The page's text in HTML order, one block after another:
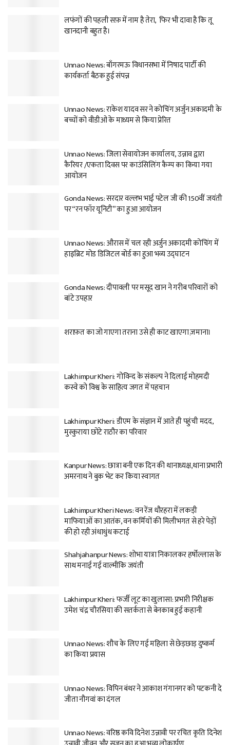
लफंगों की पहली सफ़ में नाम है तेरा, फिर भी दावा है कि तू
खानदानी बहुत है।
Unnao News: बाँगरमऊ विधानसभा में निषाद पार्टी की
कार्यकर्ता बैठक हुई संपन्न
Unnao News: राकेश यादव सर ने कोचिंग अर्जुन अकादमी के
बच्चों को वीडीओ के माध्यम से किया प्रेरित
Unnao News: जिला सेवायोजन कार्यालय, उन्नाव द्वारा
कैरियर /एकता दिवस पर काउंसिलिंग कैम्प का किया गया
आयोजन
Gonda News: सरदार वल्लभ भाई पटेल जी की 150वीं जयंती
पर “रन फॉर यूनिटी” का हुआ आयोजन
Unnao News: औरास में चल रही अर्जुन अकादमी कोचिंग में
हाइब्रिट मोड डिजिटल बोर्ड का हुआ भव्य उद्घाटन
Gonda News: दीपावली पर मसूद खान ने गरीब परिवारों को
बांटे उपहार
शराफ़त का जो गाएगा तराना उसे ही काट खाएगा ज़माना।
Lakhimpur Kheri: गोविन्द के संकल्प ने दिलाई मोहमदी
कस्वे को विश्व के साहित्य जगत में पहचान
Lakhimpur Kheri: डीएम के संज्ञान में आते ही पहुंची मदद,
मुस्कुराया छोटे राठौर का परिवार
Kanpur News: छात्रा बनी एक दिन की थानाध्यक्ष,थाना प्रभारी
अमरनाथ ने बुक भेट कर किया स्वागत
Lakhimpur Kheri News: वन रेंज धौरहरा में लकड़ी
माफियाओं का आतंक, वन कर्मियों की मिलीभगत से हरे पेड़ों
की हो रही अंधाधुंध कटाई
Shahjahanpur News: शोभा यात्रा निकालकर हर्षोल्लास के
साथ मनाई गई वाल्मीकि जयंती
Lakhimpur Kheri: फर्जी लूट का खुलासा: प्रभारी निरीक्षक
उमेश चंद्र चौरसिया की सतर्कता से बेनकाब हुई कहानी
Unnao News: शौच के लिए गई महिला से छेड़छाड़ दुष्कर्म
का किया प्रयास
Unnao News: विपिन बंथर ने आकाश गंगानगर को पटकनी दे
जीता नौगवां का दंगल
Unnao News: वरिष्ठ कवि दिनेश उन्नावी पर रचित कृति दिनेश